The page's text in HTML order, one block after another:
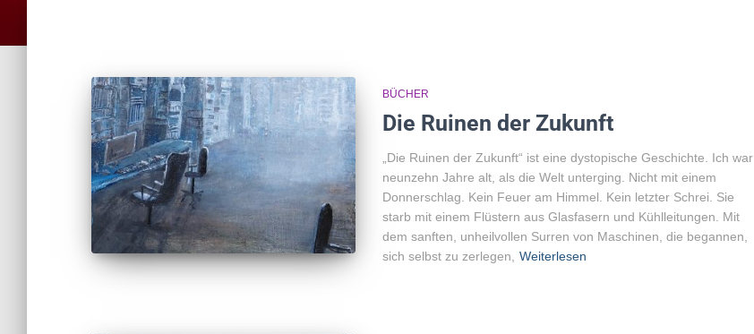
BÜCHER
Die Ruinen der Zukunft
„Die Ruinen der Zukunft“ ist eine dystopische Geschichte. Ich war
neunzehn Jahre alt, als die Welt unterging. Nicht mit einem
Donnerschlag. Kein Feuer am Himmel. Kein letzter Schrei. Sie
starb mit einem Flüstern aus Glasfasern und Kühlleitungen. Mit
dem sanften, unheilvollen Surren von Maschinen, die begannen,
sich selbst zu zerlegen,
Weiterlesen